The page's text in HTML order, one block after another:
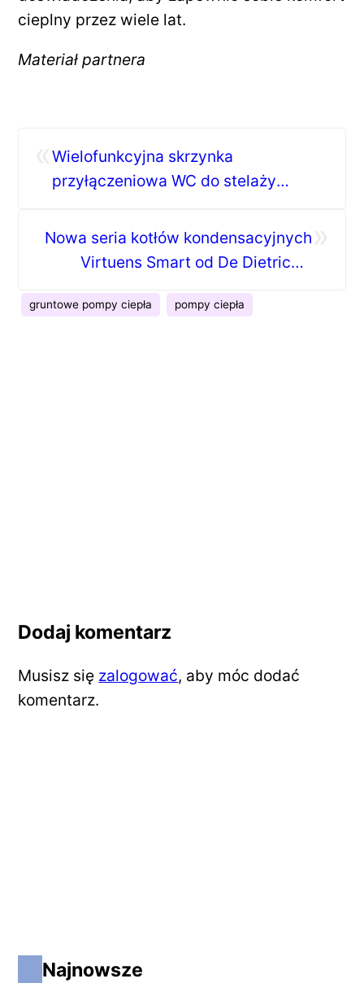
cieplny przez wiele lat.
Materiał partnera
«Wielofunkcyjna skrzynka
przyłączeniowa WC do stelaży
Nowa seria kotłów kondensacyjnych
Virtuens Smart od De Dietrich –
oszczędności
gruntowe pompy ciepła pompy ciepła
Dodaj komentarz
Musisz się zalogować, aby móc dodać
komentarz.
Najnowsze